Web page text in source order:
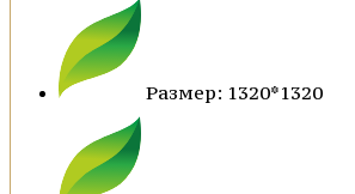
Размер: 1320*1320